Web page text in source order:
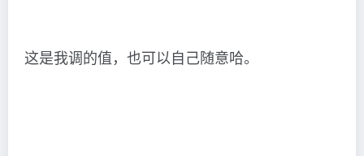
这是我调的值，也可以自己随意哈。